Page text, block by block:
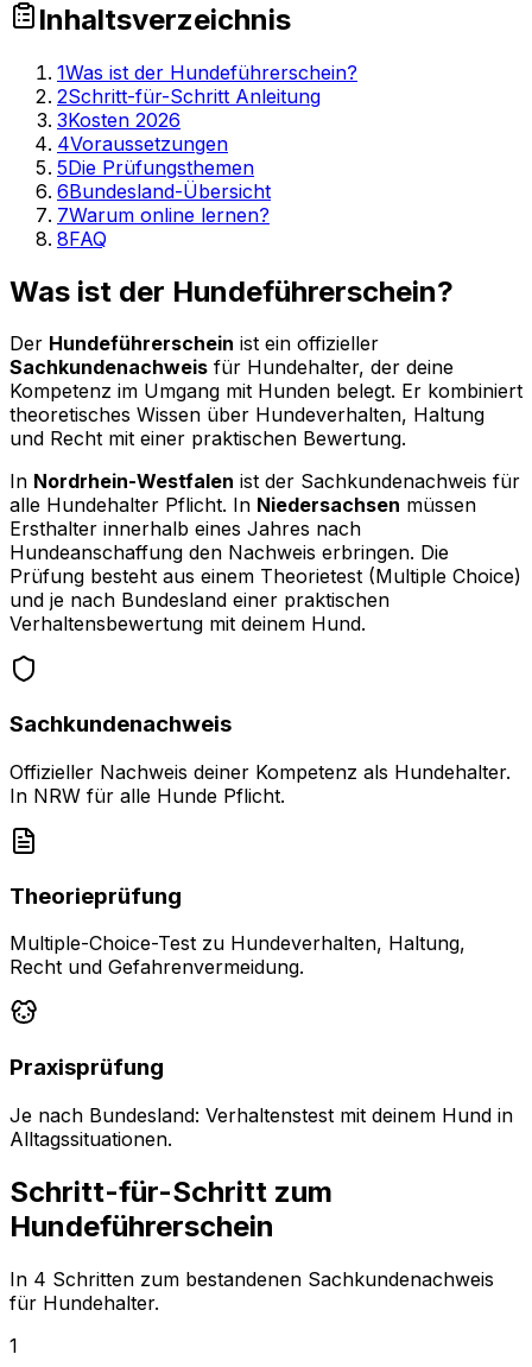
Inhaltsverzeichnis
1Was ist der Hundeführerschein?
2Schritt-für-Schritt Anleitung
3Kosten 2026
4Voraussetzungen
5Die Prüfungsthemen
6Bundesland-Übersicht
7Warum online lernen?
8FAQ
Was ist der Hundeführerschein?
Der Hundeführerschein ist ein offizieller
Sachkundenachweis für Hundehalter, der deine
Kompetenz im Umgang mit Hunden belegt. Er kombiniert
theoretisches Wissen über Hundeverhalten, Haltung
und Recht mit einer praktischen Bewertung.
In Nordrhein-Westfalen ist der Sachkundenachweis für
alle Hundehalter Pflicht. In Niedersachsen müssen
Ersthalter innerhalb eines Jahres nach
Hundeanschaffung den Nachweis erbringen. Die
Prüfung besteht aus einem Theorietest (Multiple Choice)
und je nach Bundesland einer praktischen
Verhaltensbewertung mit deinem Hund.
Sachkundenachweis
Offizieller Nachweis deiner Kompetenz als Hundehalter.
In NRW für alle Hunde Pflicht.
Theorieprüfung
Multiple-Choice-Test zu Hundeverhalten, Haltung,
Recht und Gefahrenvermeidung.
Praxisprüfung
Je nach Bundesland: Verhaltenstest mit deinem Hund in
Alltagssituationen.
Schritt-für-Schritt zum
Hundeführerschein
In 4 Schritten zum bestandenen Sachkundenachweis
für Hundehalter.
1